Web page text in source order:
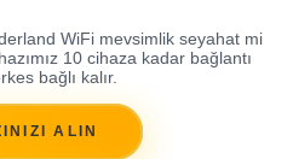
WiFi mevsimlik seyahat mi
10 cihaza kadar bağlantı
bağlı kalır.
ALIN